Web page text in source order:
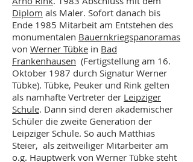
Diplom als Maler. Sofort danach bis
Ende 1985 Mitarbeit am Entstehen des
monumentalen Bauernkriegspanoramas
von Werner Tübke in Bad
Frankenhausen (Fertigstellung am 16.
Oktober 1987 durch Signatur Werner
Tübke). Tübke, Peuker und Rink gelten
als namhafte Vertreter der Leipziger
Schule. Dann sind deren akademischer
Schüler die zweite Generation der
Leipziger Schule. So auch Matthias
Steier, als zeitweiliger Mitarbeiter am
o.g. Hauptwerk von Werner Tübke steht